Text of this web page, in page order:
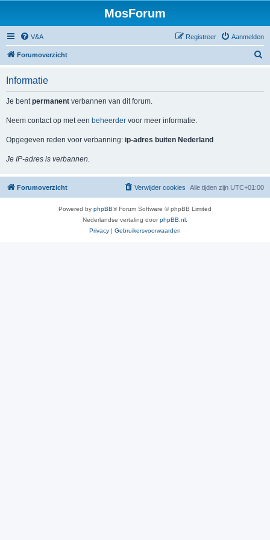
MosForum
V&A Aanmelden
Registreer
Forumoverzicht
Informatie
Je bentpermanent verbannen van dit forum.
Neem contact op met een beheerder voor meer informatie.
Opgegeven reden voor verbanning: ip-adres buiten Nederland
Je IP-adres is verbannen.
Forumoverzicht Alle tijden zijn UTC+01:00
Verwijder cookies
Powered by phpBB® Forum Software © phpBB Limited
Nederlandse vertaling doorphpBB.nl
Privacy | Gebruikersvoorwaarden